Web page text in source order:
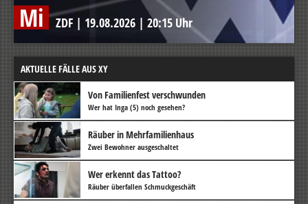
Mi ZDF | 19.08.2026 | 20:15 Uhr
AKTUELLE FÄLLE AUS XY
Von Familienfest verschwunden
Wer hat Inga (5) noch gesehen?
Räuber in Mehrfamilienhaus
Zwei Bewohner ausgeschaltet
Wer erkennt das Tattoo?
Räuber überfallen Schmuckgeschäft